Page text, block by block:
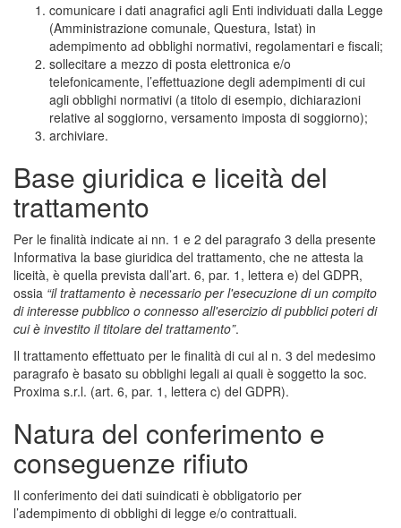
comunicare i dati anagrafici agli Enti individuati dalla Legge
(Amministrazione comunale, Questura, Istat) in
adempimento ad obblighi normativi, regolamentari e fiscali;
sollecitare a mezzo di posta elettronica e/o
telefonicamente, l’effettuazione degli adempimenti di cui
agli obblighi normativi (a titolo di esempio, dichiarazioni
relative al soggiorno, versamento imposta di soggiorno);
archiviare.
Base giuridica e liceità del
trattamento
Per le finalità indicate ai nn. 1 e 2 del paragrafo 3 della presente
Informativa la base giuridica del trattamento, che ne attesta la
liceità, è quella prevista dall’art. 6, par. 1, lettera e) del GDPR,
ossia “il trattamento è necessario per l'esecuzione di un compito
di interesse pubblico o connesso all'esercizio di pubblici poteri di
cui è investito il titolare del trattamento”.
Il trattamento effettuato per le finalità di cui al n. 3 del medesimo
paragrafo è basato su obblighi legali ai quali è soggetto la soc.
Proxima s.r.l. (art. 6, par. 1, lettera c) del GDPR).
Natura del conferimento e
conseguenze rifiuto
Il conferimento dei dati suindicati è obbligatorio per
l’adempimento di obblighi di legge e/o contrattuali.